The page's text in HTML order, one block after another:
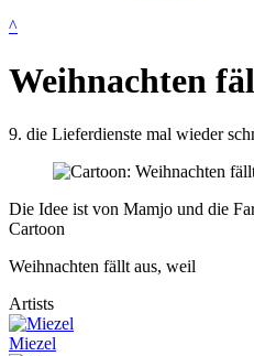
^
Weihnachten
9. die Lieferdienste mal wieder
Die Idee ist von Mamjo und die
Cartoon
Weihnachten fällt aus, weil
Artists
Miezel